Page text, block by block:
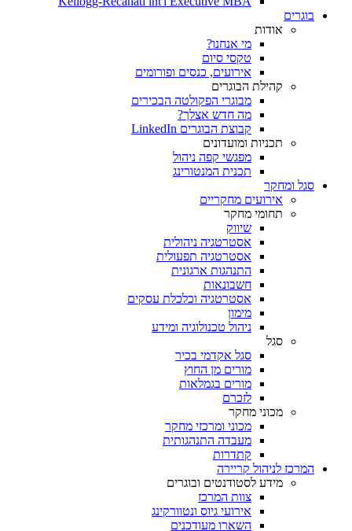
בוגרים
אודות
מי אנחנו?
טקסי סיום
אירועים, כנסים ופורומים
קהילת הבוגרים
מבוגרי הפקולטה הבכירים
מה חדש אצלך?
קבוצת הבוגרים LinkedIn
תכניות ומועדונים
מפגשי קפה ניהול
תכנית המנטורינג
סגל ומחקר
אירועים מחקריים
תחומי מחקר
שיווק
אסטרטגיה ניהולית
אסטרטגיה תפעולית
התנהגות ארגונית
חשבונאות
אסטרטגיה וכלכלת עסקים
מימון
ניהול טכנולוגיה ומידע
סגל
סגל אקדמי בכיר
מורים מן החוץ
מורים בגמלאות
לזכרם
מכוני מחקר
מכוני ומרכזי מחקר
מעבדה התנהגותית
קתדרות
המרכז לניהול קריירה
מידע לסטודנטים ובוגרים
צוות המרכז
אירועי גיוס ונטוורקינג
השארו מעודכנים